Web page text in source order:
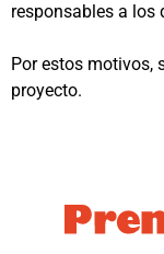
responsables a los
Por estos motivos,
proyecto.